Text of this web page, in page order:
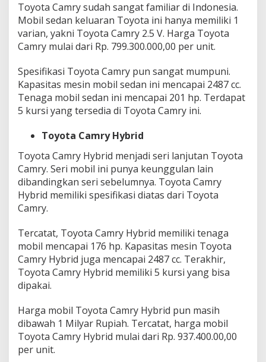
Toyota Camry sudah sangat familiar di Indonesia.
Mobil sedan keluaran Toyota ini hanya memiliki 1
varian, yakni Toyota Camry 2.5 V. Harga Toyota
Camry mulai dari Rp. 799.300.000,00 per unit.
Spesifikasi Toyota Camry pun sangat mumpuni.
Kapasitas mesin mobil sedan ini mencapai 2487 cc.
Tenaga mobil sedan ini mencapai 201 hp. Terdapat
5 kursi yang tersedia di Toyota Camry ini.
Toyota Camry Hybrid
Toyota Camry Hybrid menjadi seri lanjutan Toyota
Camry. Seri mobil ini punya keunggulan lain
dibandingkan seri sebelumnya. Toyota Camry
Hybrid memiliki spesifikasi diatas dari Toyota
Camry.
Tercatat, Toyota Camry Hybrid memiliki tenaga
mobil mencapai 176 hp. Kapasitas mesin Toyota
Camry Hybrid juga mencapai 2487 cc. Terakhir,
Toyota Camry Hybrid memiliki 5 kursi yang bisa
dipakai.
Harga mobil Toyota Camry Hybrid pun masih
dibawah 1 Milyar Rupiah. Tercatat, harga mobil
Toyota Camry Hybrid mulai dari Rp. 937.400.00,00
per unit.